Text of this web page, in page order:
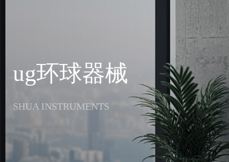
ug环球器械
SHUA INSTRUMENTS